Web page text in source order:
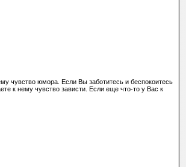
чувство юмора. Если Вы заботитесь и беспокоитесь
к нему чувство зависти. Если еще что-то у Вас к